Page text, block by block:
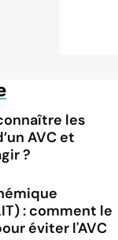
les
AVC et
?
: comment le
éviter l'AVC